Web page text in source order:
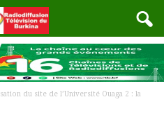
du site de l’Université Ouaga 2 : la